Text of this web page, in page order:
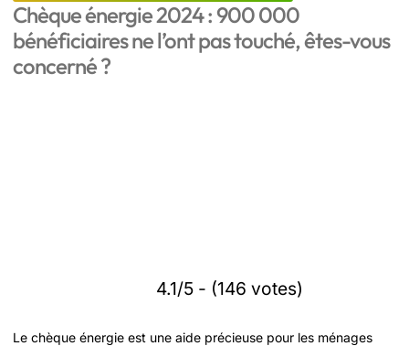
Chèque énergie 2024 : 900 000
bénéficiaires ne l’ont pas touché, êtes-vous
concerné ?
4.1/5 - (146 votes)
Le chèque énergie est une aide précieuse pour les ménages